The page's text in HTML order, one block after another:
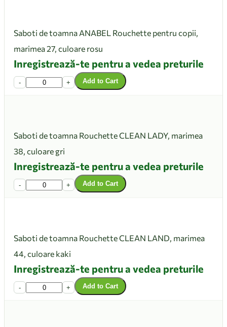
Saboti de toamna ANABEL Rouchette pentru copii,
marimea 27, culoare rosu
Inregistrează-te pentru a vedea preturile
- + Add to Cart
Saboti de toamna Rouchette CLEAN LADY, marimea
38, culoare gri
Inregistrează-te pentru a vedea preturile
- + Add to Cart
Saboti de toamna Rouchette CLEAN LAND, marimea
44, culoare kaki
Inregistrează-te pentru a vedea preturile
- + Add to Cart